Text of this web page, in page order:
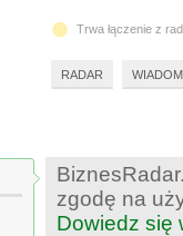
zgodę na
Dowiedz się
Trwa łączenie z
RADAR